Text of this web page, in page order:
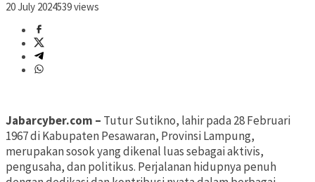
20 July 2024539 views
Jabarcyber.com – Tutur Sutikno, lahir pada 28 Februari
1967 di Kabupaten Pesawaran, Provinsi Lampung,
merupakan sosok yang dikenal luas sebagai aktivis,
pengusaha, dan politikus. Perjalanan hidupnya penuh